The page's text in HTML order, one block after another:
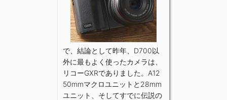
で、結論として昨年、D700以
外に最もよく使ったカメラは、
リコーGXRでありました。A12
50mmマクロユニットと28mm
ユニット、そしてすでに伝説の